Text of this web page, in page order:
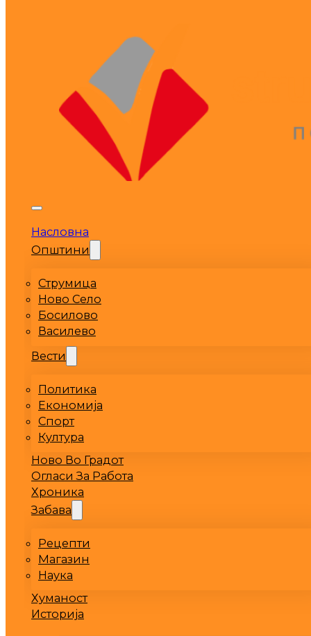
Насловна
Општини
Струмица
Ново Село
Босилово
Василево
Вести
Политика
Економија
Спорт
Култура
Ново Во Градот
Огласи За Работа
Хроника
Забава
Рецепти
Магазин
Наука
Хуманост
Историја